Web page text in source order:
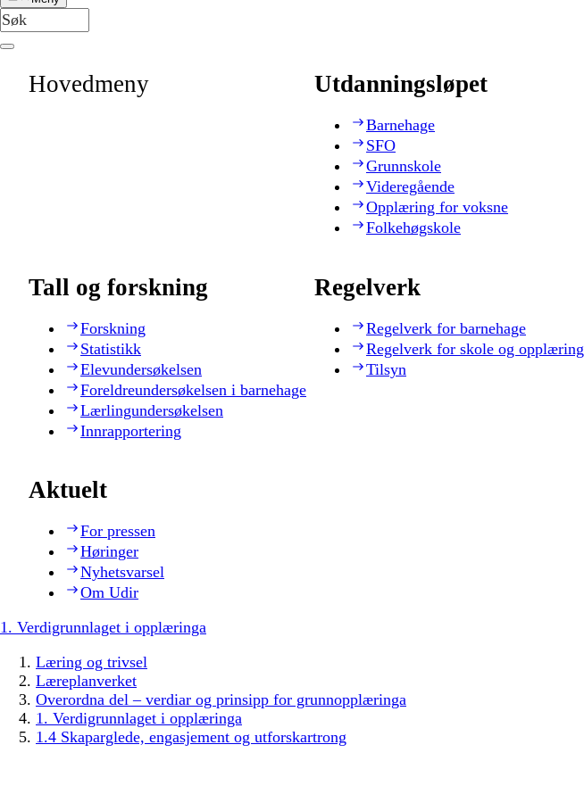
Hovedmeny Utdanningsløpet
Barnehage
SFO
Grunnskole
Videregående
Opplæring for voksne
Folkehøgskole
Tall og forskning
Forskning
Statistikk
Elevundersøkelsen
Foreldreundersøkelsen i barnehage
Lærlingundersøkelsen
Innrapportering
Regelverk
Regelverk for barnehage
Regelverk for skole og opplæring
Tilsyn
Aktuelt
For pressen
Høringer
Nyhetsvarsel
Om Udir
1. Verdigrunnlaget i opplæringa
Læring og trivsel
Læreplanverket
Overordna del – verdiar og prinsipp for grunnopplæringa
1. Verdigrunnlaget i opplæringa
1.4 Skaparglede, engasjement og utforskartrong